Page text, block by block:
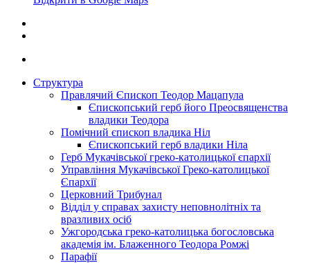
Структура
Правлячий Єпископ Теодор Мацапула
Єпископський герб його Преосвященства
владики Теодора
Помічний єпископ владика Ніл
Єпископський герб владики Ніла
Герб Мукачівської греко-католицької єпархії
Управління Мукачівської Греко-католицької
Єпархії
Церковний Трибунал
Відділ у справах захисту неповнолітніх та
вразливих осіб
Ужгородська греко-католицька богословська
академія ім. Блаженного Теодора Ромжі
Парафії